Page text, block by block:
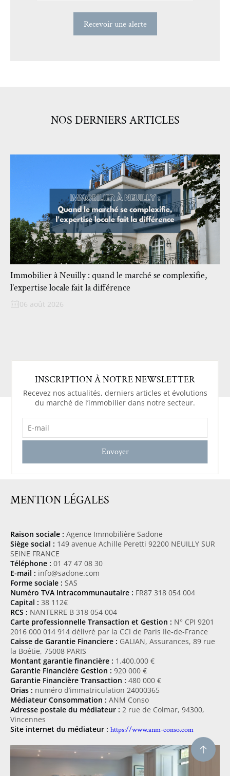
(m2)
NOS DERNIERS ARTICLES
Immobilier à Neuilly : quand le marché se complexifie,
l’expertise locale fait la différence
06 août 2026
INSCRIPTION À NOTRE NEWSLETTER
Recevez nos actualités, derniers articles et évolutions
du marché de l’immobilier dans notre secteur.
E-
MAIL
MENTION LÉGALES
Raison sociale : Agence Immobilière Sadone
Siège social : 149 avenue Achille Peretti 92200 NEUILLY SUR
SEINE FRANCE
Téléphone : 01 47 47 08 30
E-mail : info@sadone.com
Forme sociale : SAS
Numéro TVA Intracommunautaire : FR87 318 054 004
Capital : 38 112€
RCS : NANTERRE B 318 054 004
Carte professionnelle Transaction et Gestion : N° CPI 9201
2016 000 014 914 délivré par la CCI de Paris Ile-de-France
Caisse de Garantie Financiere : GALIAN, Assurances, 89 rue
la Boétie, 75008 PARIS
Montant garantie financière : 1.400.000 €
Garantie Financière Gestion : 920 000 €
Garantie Financière Transaction : 480 000 €
Orias : numéro d’immatriculation 24000365
Médiateur Consommation : ANM Conso
Adresse postale du médiateur : 2 rue de Colmar, 94300,
Vincennes
Site internet du médiateur : https://www.anm-conso.com